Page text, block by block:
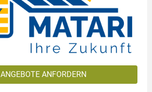
ANGEBOTE ANFORDERN